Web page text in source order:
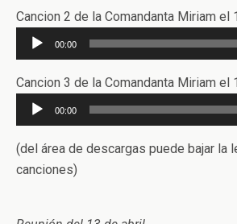
audio
Cancion 2 de la Comandanta Miriam el
Reproductor
de
audio
00:00
Cancion 3 de la Comandanta Miriam el
Reproductor
de
audio
00:00
(del área de descargas puede bajar la
canciones)